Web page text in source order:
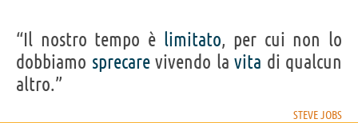
“Il nostro tempo è limitato, per cui non lo
dobbiamo sprecarevivendo la vita di qualcun
altro.”
STEVE JOBS